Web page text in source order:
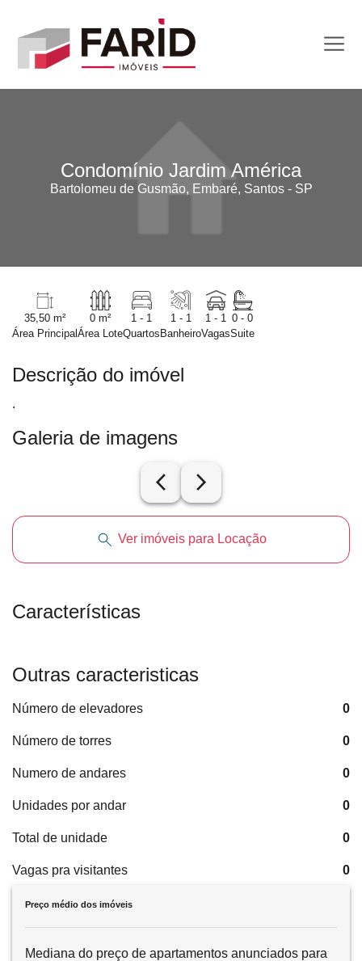
Condomínio Jardim América
Bartolomeu de Gusmão, Embaré, Santos - SP
35,50 m²
Área Principal
0 m²
Área Lote
1 - 1
Quartos
1 - 1
Banheiro
1 - 1
Vagas
0 - 0
Suite
Descrição do imóvel
.
Galeria de imagens
arrow_back_ios_new arrow_forward_ios
Ver imóveis para Locação
Características
Outras caracteristicas
Número de elevadores 0
Número de torres 0
Numero de andares 0
Unidades por andar 0
Total de unidade 0
Vagas pra visitantes 0
Preço médio dos imóveis
Mediana do preço de apartamentos anunciados para